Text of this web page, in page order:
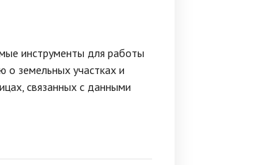
инструменты для работы
земельных участках и
связанных с данными